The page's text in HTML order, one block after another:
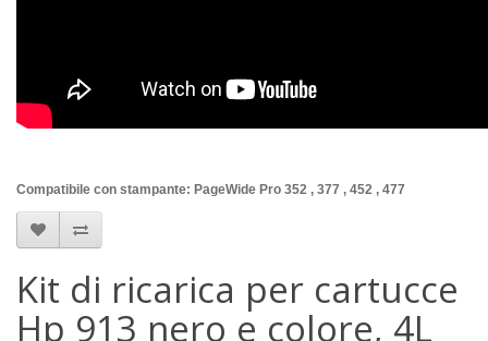
Compatibile con stampante: PageWide Pro 352 , 377 , 452 , 477
Kit di ricarica per cartucce
Hp 913 nero e colore, 4L